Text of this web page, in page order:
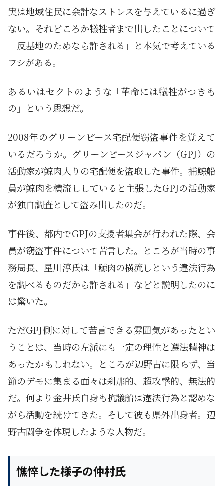
実は地域住民に余計なストレスを与えているに過ぎ
ない。それどころか犠牲者まで出したことについて
「反基地のためなら許される」と本気で考えている
フシがある。
あるいはセクトのような「革命には犠牲がつきも
の」という思想だ。
2008年のグリーンピース宅配便窃盗事件を覚えて
いるだろうか。グリーンピースジャパン（GPJ）の
活動家が鯨肉入りの宅配便を盗取した事件。捕鯨船
員が鯨肉を横流ししていると主張したGPJの活動家
が独自調査として盗み出したのだ。
事件後、都内でGPJの支援者集会が行われた際、会
員が窃盗事件について苦言した。ところが当時の事
務局長、星川淳氏は「鯨肉の横流しという違法行為
を調べるものだから許される」などと説明したのに
は驚いた。
ただGPJ側に対して苦言できる雰囲気があったとい
うことは、当時の左派にも一定の理性と遵法精神は
あったかもしれない。ところが辺野古に限らず、当
節のデモに集まる面々は刹那的、超攻撃的、無法的
だ。何より金井氏自身も抗議船は違法行為と認めな
がら活動を続けてきた。そして彼も県外出身者。辺
野古闘争を体現したような人物だ。
憔悴した様子の仲村氏